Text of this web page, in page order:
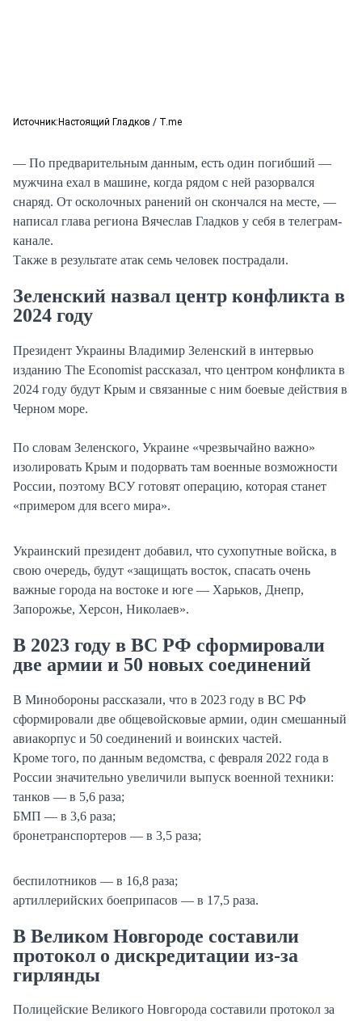
Источник: Настоящий Гладков / T.me
— По предварительным данным, есть один погибший —
мужчина ехал в машине, когда рядом с ней разорвался
снаряд. От осколочных ранений он скончался на месте, —
написал глава региона Вячеслав Гладков у себя в телеграм-
канале.
Также в результате атак семь человек пострадали.
Зеленский назвал центр конфликта в
2024 году
Президент Украины Владимир Зеленский в интервью
изданию The Economist рассказал, что центром конфликта в
2024 году будут Крым и связанные с ним боевые действия в
Черном море.
По словам Зеленского, Украине «чрезвычайно важно»
изолировать Крым и подорвать там военные возможности
России, поэтому ВСУ готовят операцию, которая станет
«примером для всего мира».
Украинский президент добавил, что сухопутные войска, в
свою очередь, будут «защищать восток, спасать очень
важные города на востоке и юге — Харьков, Днепр,
Запорожье, Херсон, Николаев».
В 2023 году в ВС РФ сформировали
две армии и 50 новых соединений
В Минобороны рассказали, что в 2023 году в ВС РФ
сформировали две общевойсковые армии, один смешанный
авиакорпус и 50 соединений и воинских частей.
Кроме того, по данным ведомства, с февраля 2022 года в
России значительно увеличили выпуск военной техники:
танков — в 5,6 раза;
БМП — в 3,6 раза;
бронетранспортеров — в 3,5 раза;
беспилотников — в 16,8 раза;
артиллерийских боеприпасов — в 17,5 раза.
В Великом Новгороде составили
протокол о дискредитации из-за
гирлянды
Полицейские Великого Новгорода составили протокол за